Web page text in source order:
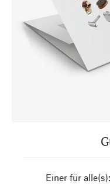
Einer für